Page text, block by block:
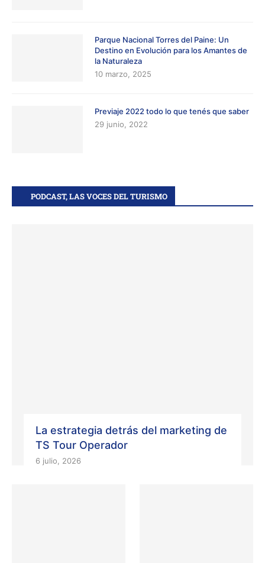
Parque Nacional Torres del Paine: Un
Destino en Evolución para los Amantes de
la Naturaleza
10 marzo, 2025
Previaje 2022 todo lo que tenés que saber
29 junio, 2022
PODCAST, LAS VOCES DEL TURISMO
La estrategia detrás del marketing de
TS Tour Operador
6 julio, 2026